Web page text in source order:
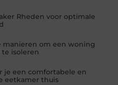
Rheden voor optimale
manieren om een woning
isoleren
je een comfortabele en
eetkamer thuis